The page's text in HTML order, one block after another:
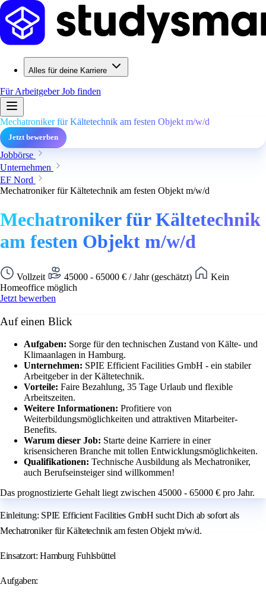
Alles für deine Karriere
Für ArbeitgeberJob finden
Mechatroniker für Kältetechnik am festen Objekt m/w/d
Jetzt bewerben
Jobbörse
Unternehmen
EF Nord
Mechatroniker für Kältetechnik am festen Objekt m/w/d
Mechatroniker für Kältetechnik
am festen Objekt m/w/d
Vollzeit 45000 - 65000 € / Jahr (geschätzt)
Kein
Homeoffice möglich
Jetzt bewerben
Auf einen Blick
Aufgaben: Sorge für den technischen Zustand von Kälte- und
Klimaanlagen in Hamburg.
Unternehmen: SPIE Efficient Facilities GmbH - ein stabiler
Arbeitgeber in der Kältetechnik.
Vorteile: Faire Bezahlung, 35 Tage Urlaub und flexible
Arbeitszeiten.
Weitere Informationen: Profitiere von
Weiterbildungsmöglichkeiten und attraktiven Mitarbeiter-
Benefits.
Warum dieser Job: Starte deine Karriere in einer
krisensicheren Branche mit tollen Entwicklungsmöglichkeiten.
Qualifikationen: Technische Ausbildung als Mechatroniker,
auch Berufseinsteiger sind willkommen!
Das prognostizierte Gehalt liegt zwischen 45000 - 65000 € pro Jahr.
Einleitung: SPIE Efficient Facilities GmbH sucht Dich ab sofort als
Mechatroniker für Kältetechnik am festen Objekt m/w/d.
Einsatzort: Hamburg Fuhlsbüttel
Aufgaben: